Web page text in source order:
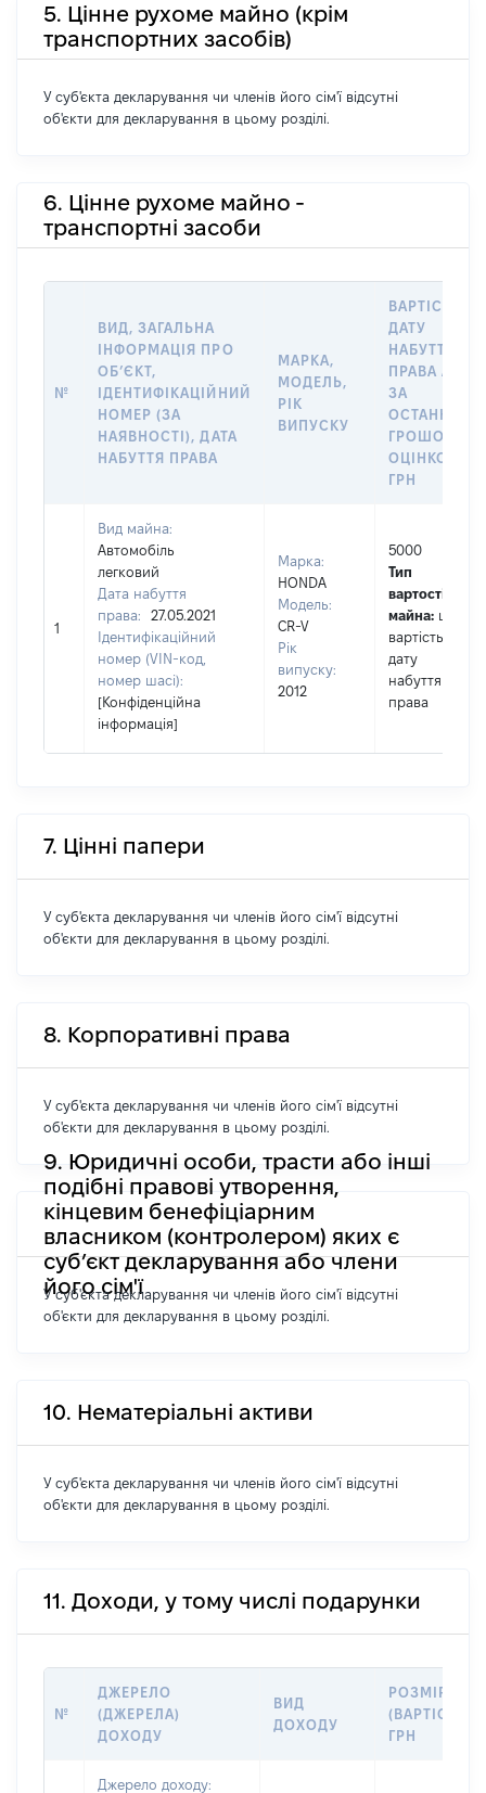
5. Цінне рухоме майно (крім
транспортних засобів)
У суб'єкта декларування чи членів його сім'ї відсутні
об'єкти для декларування в цьому розділі.
6. Цінне рухоме майно -
транспортні засоби
№
ВИД, ЗАГАЛЬНА
ІНФОРМАЦІЯ ПРО
ОБʼЄКТ,
ІДЕНТИФІКАЦІЙНИЙ
НОМЕР (ЗА
НАЯВНОСТІ), ДАТА
НАБУТТЯ ПРАВА
МАРКА,
МОДЕЛЬ,
РІК
ВИПУСКУ
ВАРТІСТЬ НА
ДАТУ
НАБУТТЯ
ПРАВА АБО
ЗА
ГРОШОВОЮ
ОЦІНКОЮ,
ГРН
1
Вид майна:
Автомобіль
легковий
Дата набуття
права:
27.05.2021
Ідентифікаційний
номер (VIN-код,
номер шасі):
[Конфіденційна
інформація]
Марка:
HONDA
Модель:
CR-V
Рік
випуску:
2012
5000
Тип
вартості
майна: це
вартість на
дату
набуття
права
7. Цінні папери
У суб'єкта декларування чи членів його сім'ї відсутні
об'єкти для декларування в цьому розділі.
8. Корпоративні права
У суб'єкта декларування чи членів його сім'ї відсутні
об'єкти для декларування в цьому розділі.
9. Юридичні особи, трасти або інші
подібні правові утворення,
кінцевим бенефіціарним
власником (контролером) яких є
суб’єкт декларування або члени
його сім'ї
У суб'єкта декларування чи членів його сім'ї відсутні
об'єкти для декларування в цьому розділі.
10. Нематеріальні активи
У суб'єкта декларування чи членів його сім'ї відсутні
об'єкти для декларування в цьому розділі.
11. Доходи, у тому числі подарунки
№
ДЖЕРЕЛО
(ДЖЕРЕЛА)
ДОХОДУ
ВИД
ДОХОДУ
РОЗМІР
(ВАРТІСТЬ),
ГРН
Джерело доходу: